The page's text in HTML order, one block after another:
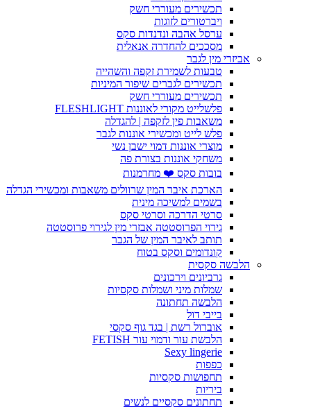
תכשירים מעוררי חשק
ויברטורים לזוגות
ערסל אהבה ונדנדות סקס
מסככים להחדרה אנאלית
אביזרי מין לגבר
טבעות לשמירת זקפה והשהייה
תכשירים לגברים שיפור המיניות
תכשירים מעוררי חשק
פלשלייט מקורי לאוננות FLESHLIGHT
משאבות פין לזקפה | להגדלה
פלש לייט ומכשירי אוננות לגבר
מוצרי אוננות דמוי ישבן נשי
משחקי אוננות בצורת פה
בובות סקס ❤️ מחרמנות
הארכת איבר המין שרוולים משאבות ומכשירי הגדלה
בשמים למשיכה מינית
סרטי הדרכה וסרטי סקס
גירוי הפרוסטטה אבזרי מין לגירוי פרוסטטה
תותב לאיבר המין של הגבר
קונדומים וסקס בטוח
הלבשה סקסית
גרביונים וירכונים
שמלות מיני ושמלות סקסיות
הלבשה תחתונה
בייבי דול
אוברול רשת | בגד גוף סקסי
הלבשת עור ודמוי עור FETISH
Sexy lingerie
כפפות
תחפושות סקסיות
ביריות
תחתונים סקסיים לנשים